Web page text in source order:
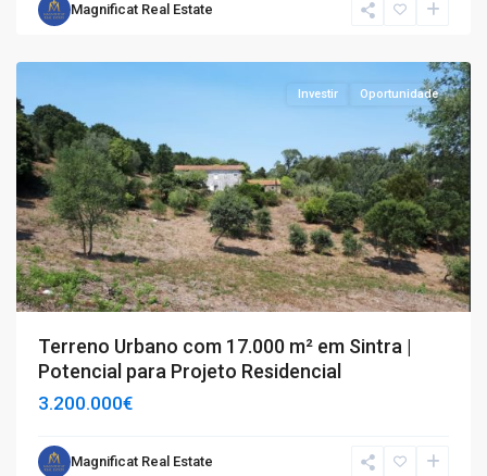
Magnificat Real Estate
Investir Oportunidade
Terreno Urbano com 17.000 m² em Sintra |
Potencial para Projeto Residencial
3.200.000€
Magnificat Real Estate